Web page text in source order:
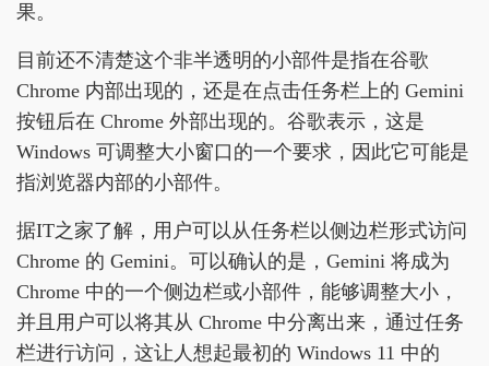
果。
目前还不清楚这个非半透明的小部件是指在谷歌
Chrome 内部出现的，还是在点击任务栏上的 Gemini
按钮后在 Chrome 外部出现的。谷歌表示，这是
Windows 可调整大小窗口的一个要求，因此它可能是
指浏览器内部的小部件。
据IT之家了解，用户可以从任务栏以侧边栏形式访问
Chrome 的 Gemini。可以确认的是，Gemini 将成为
Chrome 中的一个侧边栏或小部件，能够调整大小，
并且用户可以将其从 Chrome 中分离出来，通过任务
栏进行访问，这让人想起最初的 Windows 11 中的